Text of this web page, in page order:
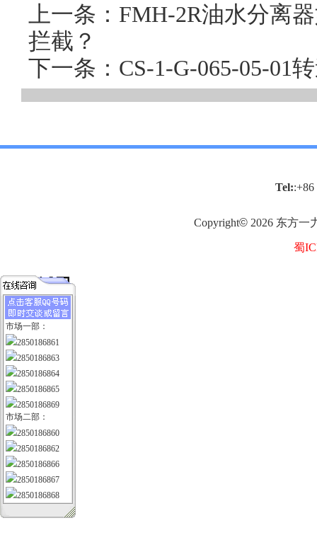
上一条：FMH-2R油水分离
拦截？
下一条：CS-1-G-065-05-01
Tel::+86
Copyright© 2026 东方一
蜀
市场一部：
2850186861
2850186863
2850186864
2850186865
2850186869
市场二部：
2850186860
2850186862
2850186866
2850186867
2850186868